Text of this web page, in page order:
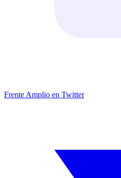
Frente Amplio en Twitter